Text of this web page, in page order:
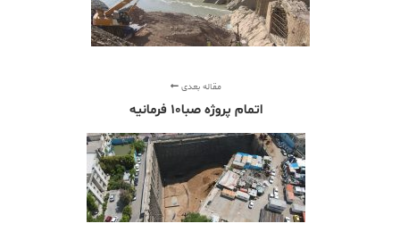
مقاله بعدی
اتمام پروژه صبا10 فرمانیه